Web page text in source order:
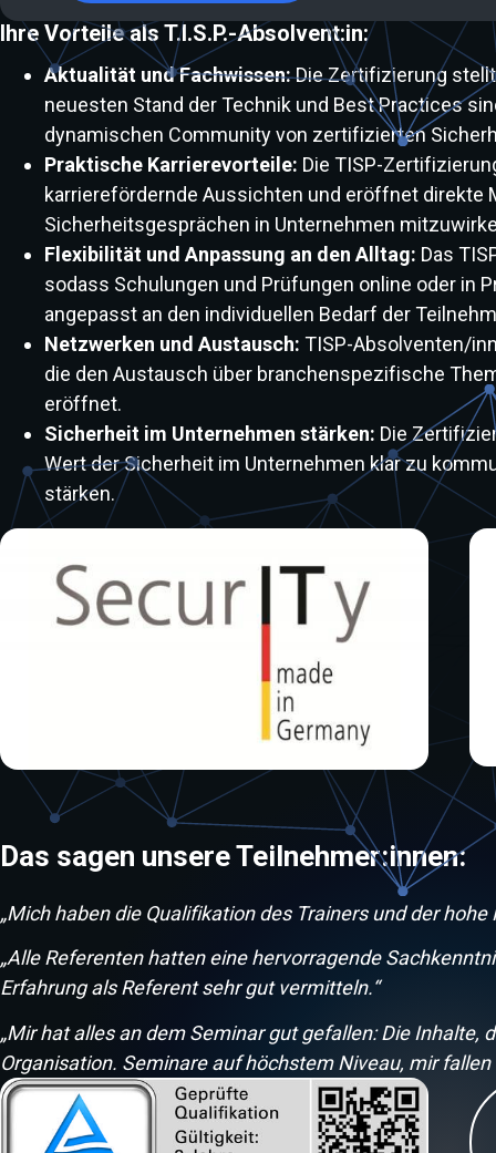
Ihre Vorteile als T.I.S.P.-Absolvent:in:
Aktualität und Fachwissen:Die Zertifizierung
neuesten Stand der Technik und Best Practices
dynamischen Community von zertifizierten
Praktische Karrierevorteile: Die TISP-
karrierefördernde Aussichten und eröffnet direkte
Sicherheitsgesprächen in Unternehmen
Flexibilität und Anpassung an den Alltag: Das
sodass Schulungen und Prüfungen online oder in
angepasst an den individuellen Bedarf der
Netzwerken und Austausch: TISP-Absolventen/
die den Austausch über branchenspezifische
eröffnet.
Sicherheit im Unternehmen stärken: Die
Wert der Sicherheit im Unternehmen klar zu
stärken.
Das sagen unsere Teilnehmer:innen:
„Mich haben die Qualifikation des Trainers und der
„Alle Referenten hatten eine hervorragende
Erfahrung als Referent sehr gut vermitteln.“
„Mir hat alles an dem Seminar gut gefallen: Die Inhalte,
Organisation. Seminare auf höchstem Niveau, mir